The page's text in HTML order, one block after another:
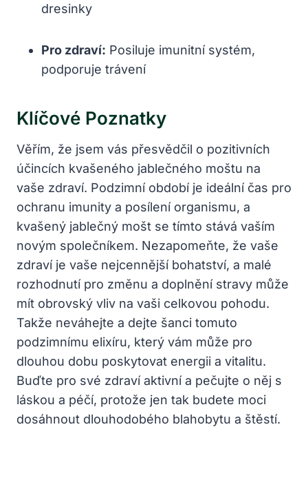
dresinky
Pro zdraví: Posiluje imunitní systém,
podporuje trávení
Klíčové Poznatky
Věřím, že jsem vás přesvědčil o pozitivních
účincích kvašeného jablečného moštu na
vaše zdraví. Podzimní období je ideální čas pro
ochranu imunity a posílení organismu, a
kvašený jablečný mošt se tímto stává vaším
novým společníkem. Nezapomeňte, že vaše
zdraví je vaše nejcennější bohatství, a malé
rozhodnutí pro změnu a doplnění stravy může
mít obrovský vliv na vaši celkovou pohodu.
Takže neváhejte a dejte šanci tomuto
podzimnímu elixíru, který vám může pro
dlouhou dobu poskytovat energii a vitalitu.
Buďte pro své zdraví aktivní a pečujte o něj s
láskou a péčí, protože jen tak budete moci
dosáhnout dlouhodobého blahobytu a štěstí.